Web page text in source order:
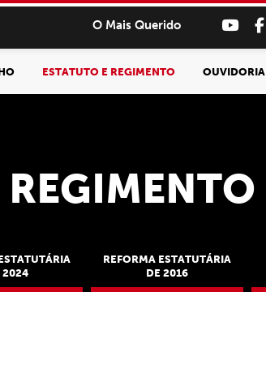
O Mais Querido
ESTATUTO E REGIMENTO OUVIDORIA
REGIMENTO
2024
REFORMA ESTATUTÁRIA
DE 2016